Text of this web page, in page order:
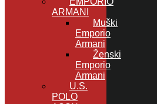
ARMANI
Muški
Emporio
Armani
Ženski
Emporio
Armani
U.S.
POLO